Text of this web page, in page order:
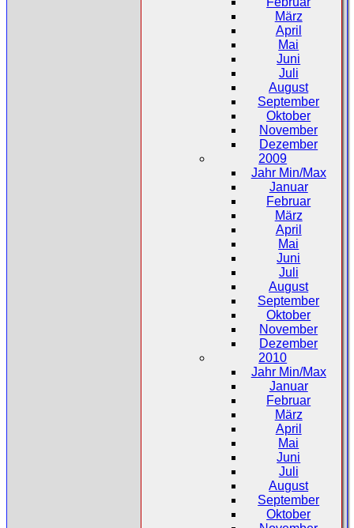
März
April
Mai
Juni
Juli
August
September
Oktober
November
Dezember
2009
Jahr Min/Max
Januar
Februar
März
April
Mai
Juni
Juli
August
September
Oktober
November
Dezember
2010
Jahr Min/Max
Januar
Februar
März
April
Mai
Juni
Juli
August
September
Oktober